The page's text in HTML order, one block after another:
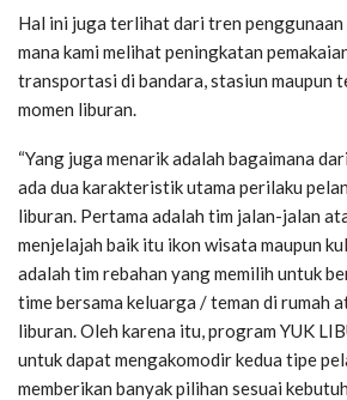
Hal ini juga terlihat dari tren penggunaan
mana kami melihat peningkatan
transportasi di bandara, stasiun maupun
momen liburan.
“Yang juga menarik adalah bagaimana
ada dua karakteristik utama perilaku
liburan. Pertama adalah tim jalan-jalan
menjelajah baik itu ikon wisata maupun
adalah tim rebahan yang memilih untuk
time bersama keluarga / teman di rumah
liburan. Oleh karena itu, program YUK
untuk dapat mengakomodir kedua tipe
memberikan banyak pilihan sesuai